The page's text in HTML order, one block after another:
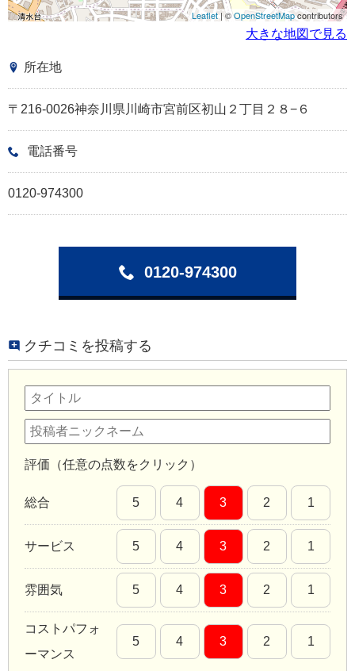
Leaflet| ©OpenStreetMapcontributors
大きな地図で見る
所在地
〒216-0026神奈川県川崎市宮前区初山２丁目２８−６
電話番号
0120-974300
0120-974300
クチコミを投稿する
評価（任意の点数をクリック）
総合 5 4 3 2 1
サービス 5 4 3 2 1
雰囲気 5 4 3 2 1
コストパフォ
ーマンス
5 4 3 2 1